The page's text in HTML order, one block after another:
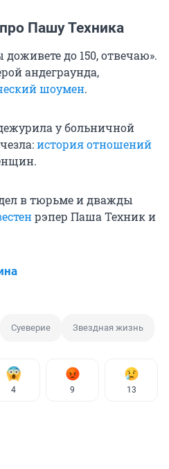
Пашу Техника
до 150, отвечаю».
андеграунда,
шоумен.
у больничной
история отношений
в тюрьме и дважды
рэпер Паша Техник и
Суеверие Звездная жизнь
4 9 13